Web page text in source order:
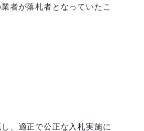
者が落札者となっていたこ
、適正で公正な入札実施に